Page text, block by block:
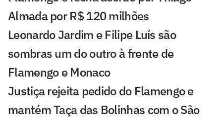
Almada por R$ 120 milhões
Leonardo Jardim e Filipe Luís são
sombras um do outro à frente de
Flamengo e Monaco
Justiça rejeita pedido do Flamengo e
mantém Taça das Bolinhas com o São